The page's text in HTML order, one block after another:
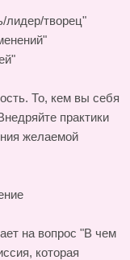
лидер/творец"
То, кем вы себя
практики
желаемой
на вопрос "В чем
которая